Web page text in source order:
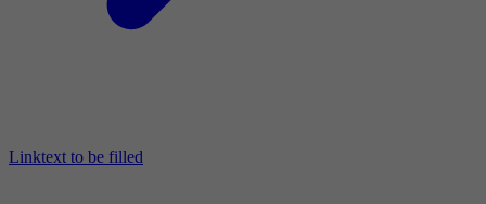
Linktext to be filled